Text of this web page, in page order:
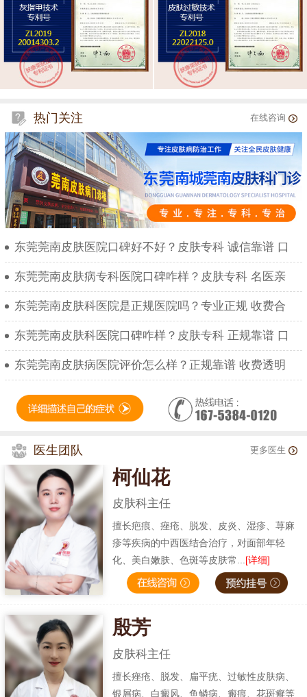
热门关注 在线咨询
东莞莞南皮肤医院口碑好不好？皮肤专科 诚信靠谱 口
东莞莞南皮肤病专科医院口碑咋样？皮肤专科 名医亲
东莞莞南皮肤科医院是正规医院吗？专业正规 收费合
东莞莞南皮肤科医院口碑咋样？皮肤专科 正规靠谱 口
东莞莞南皮肤病医院评价怎么样？正规靠谱 收费透明
医生团队 更多医生
柯仙花
皮肤科主任
擅长疤痕、痤疮、脱发、皮炎、湿疹、荨麻
疹等疾病的中西医结合治疗，对面部年轻
化、美白嫩肤、色斑等皮肤常... [详细]
殷芳
皮肤科主任
擅长痤疮、脱发、扁平疣、过敏性皮肤病、
银屑病、白癜风、鱼鳞病、瘢痕、花斑癣等